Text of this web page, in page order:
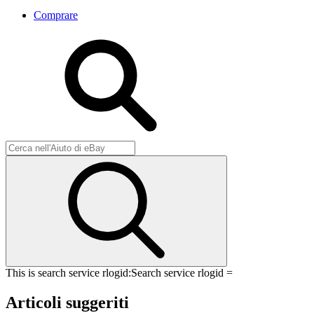
Comprare
This is search service rlogid:Search service rlogid =
Articoli suggeriti